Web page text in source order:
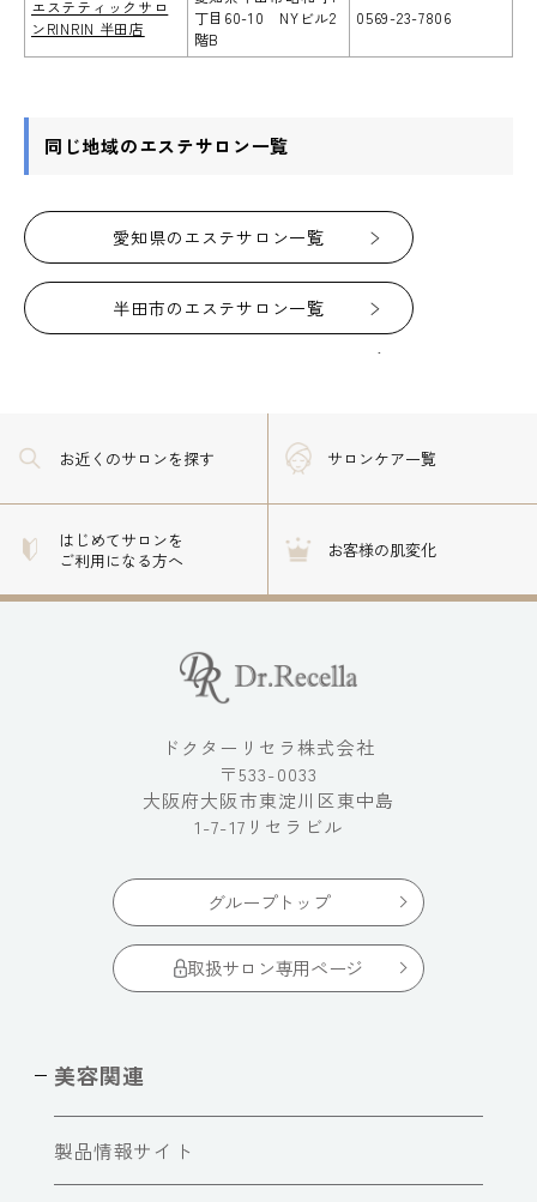
エステティックサロ
ンRINRIN 半田店
丁目60-10 NYビル2
階B
0569-23-7806
同じ地域のエステサロン一覧
愛知県のエステサロン一覧
半田市のエステサロン一覧
お近くのサロンを探す サロンケア一覧
はじめてサロンを
ご利用になる方へ
お客様の肌変化
ドクターリセラ株式会社
〒533-0033
大阪府大阪市東淀川区東中島
1-7-17リセラビル
グループトップ
取扱サロン専用ページ
美容関連
製品情報サイト